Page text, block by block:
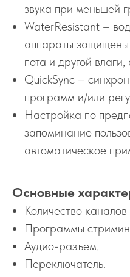
звука при меньшей
WaterResistant –
аппараты защищены
пота и другой
QuickSync –
программ и/или
Настройка по
запоминание
автоматическое
Основные
Количество
Программы
Аудио-разъем.
Переключатель.